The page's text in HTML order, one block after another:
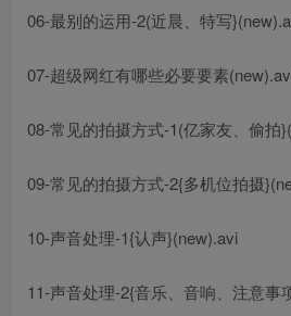
06-最别的运用-2(近晨、特写
07-超级网红有哪些必要要素
08-常见的拍摄方式-1(亿家友、偷拍
09-常见的拍摄方式-2{多机位拍摄
10-声音处理-1{认声}(new).avi
11-声音处理-2{音乐、音响、注意事